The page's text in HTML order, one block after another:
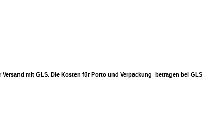
mit GLS. Die Kosten für Porto und Verpackung betragen bei GLS